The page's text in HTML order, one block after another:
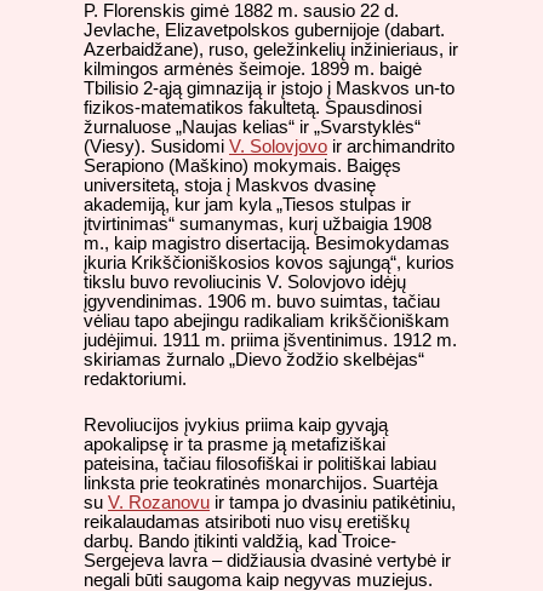
P. Florenskis gimė 1882 m. sausio 22 d.
Jevlache, Elizavetpolskos gubernijoje (dabart.
Azerbaidžane), ruso, geležinkelių inžinieriaus, ir
kilmingos armėnės šeimoje. 1899 m. baigė
Tbilisio 2-ąją gimnaziją ir įstojo į Maskvos un-to
fizikos-matematikos fakultetą. Spausdinosi
žurnaluose „Naujas kelias“ ir „Svarstyklės“
(Viesy). Susidomi V. Solovjovo ir archimandrito
Serapiono (Maškino) mokymais. Baigęs
universitetą, stoja į Maskvos dvasinę
akademiją, kur jam kyla „Tiesos stulpas ir
įtvirtinimas“ sumanymas, kurį užbaigia 1908
m., kaip magistro disertaciją. Besimokydamas
įkuria Krikščioniškosios kovos sąjungą“, kurios
tikslu buvo revoliucinis V. Solovjovo idėjų
įgyvendinimas. 1906 m. buvo suimtas, tačiau
vėliau tapo abejingu radikaliam krikščioniškam
judėjimui. 1911 m. priima įšventinimus. 1912 m.
skiriamas žurnalo „Dievo žodžio skelbėjas“
redaktoriumi.
Revoliucijos įvykius priima kaip gyvąją
apokalipsę ir ta prasme ją metafiziškai
pateisina, tačiau filosofiškai ir politiškai labiau
linksta prie teokratinės monarchijos. Suartėja
su V. Rozanovu ir tampa jo dvasiniu patikėtiniu,
reikalaudamas atsiriboti nuo visų eretiškų
darbų. Bando įtikinti valdžią, kad Troice-
Sergejeva lavra – didžiausia dvasinė vertybė ir
negali būti saugoma kaip negyvas muziejus.